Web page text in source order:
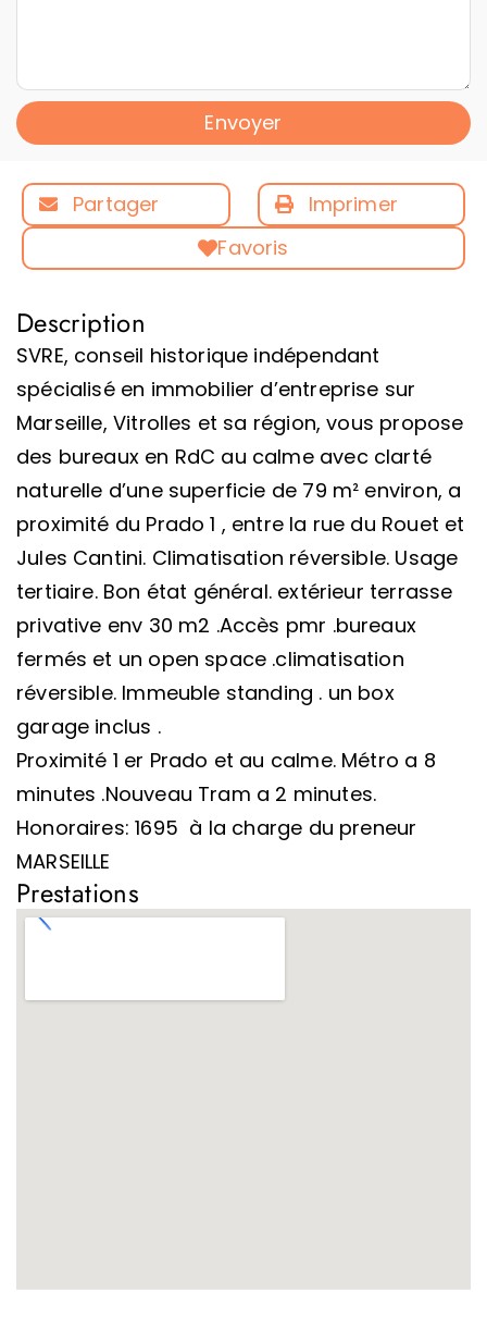
Envoyer
Partager
Imprimer
Favoris
Description
SVRE, conseil historique indépendant
spécialisé en immobilier d’entreprise sur
Marseille, Vitrolles et sa région, vous propose
des bureaux en RdC au calme avec clarté
naturelle d’une superficie de 79 m² environ, a
proximité du Prado 1 , entre la rue du Rouet et
Jules Cantini. Climatisation réversible. Usage
tertiaire. Bon état général. extérieur terrasse
privative env 30 m2 .Accès pmr .bureaux
fermés et un open space .climatisation
réversible. Immeuble standing . un box
garage inclus .
Proximité 1 er Prado et au calme. Métro a 8
minutes .Nouveau Tram a 2 minutes.
Honoraires: 1695  à la charge du preneur
MARSEILLE
Prestations